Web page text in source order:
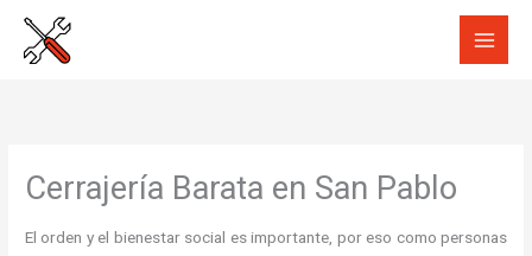
Cerrajería Barata en San Pablo
El orden y el bienestar social es importante, por eso como personas